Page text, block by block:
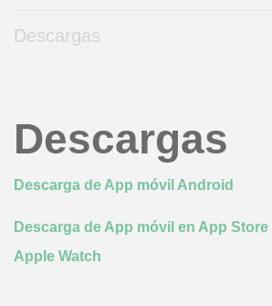
Descargas
Descargas
Descarga de App móvil Android
Descarga de App móvil en App
Apple Watch